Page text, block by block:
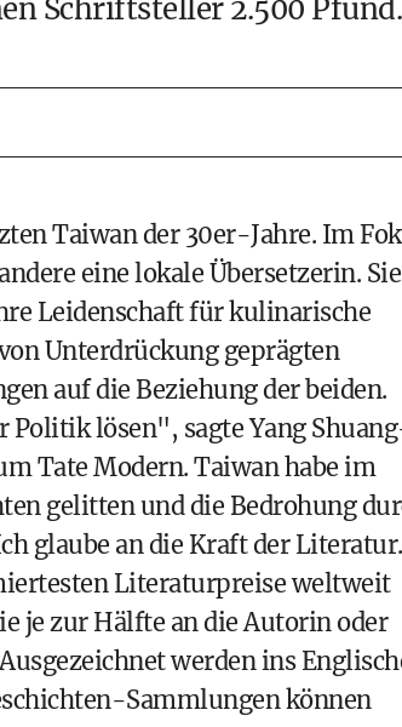
Schriftsteller 2.500 Pfund.
Taiwan der 30er-Jahre. Im
eine lokale Übersetzerin. Sie
Leidenschaft für kulinarische
Unterdrückung geprägten
auf die Beziehung der beiden.
Politik lösen", sagte Yang
Tate Modern. Taiwan habe im
gelitten und die Bedrohung
glaube an die Kraft der
Literaturpreise weltweit
je zur Hälfte an die Autorin oder
werden ins
Sammlungen können